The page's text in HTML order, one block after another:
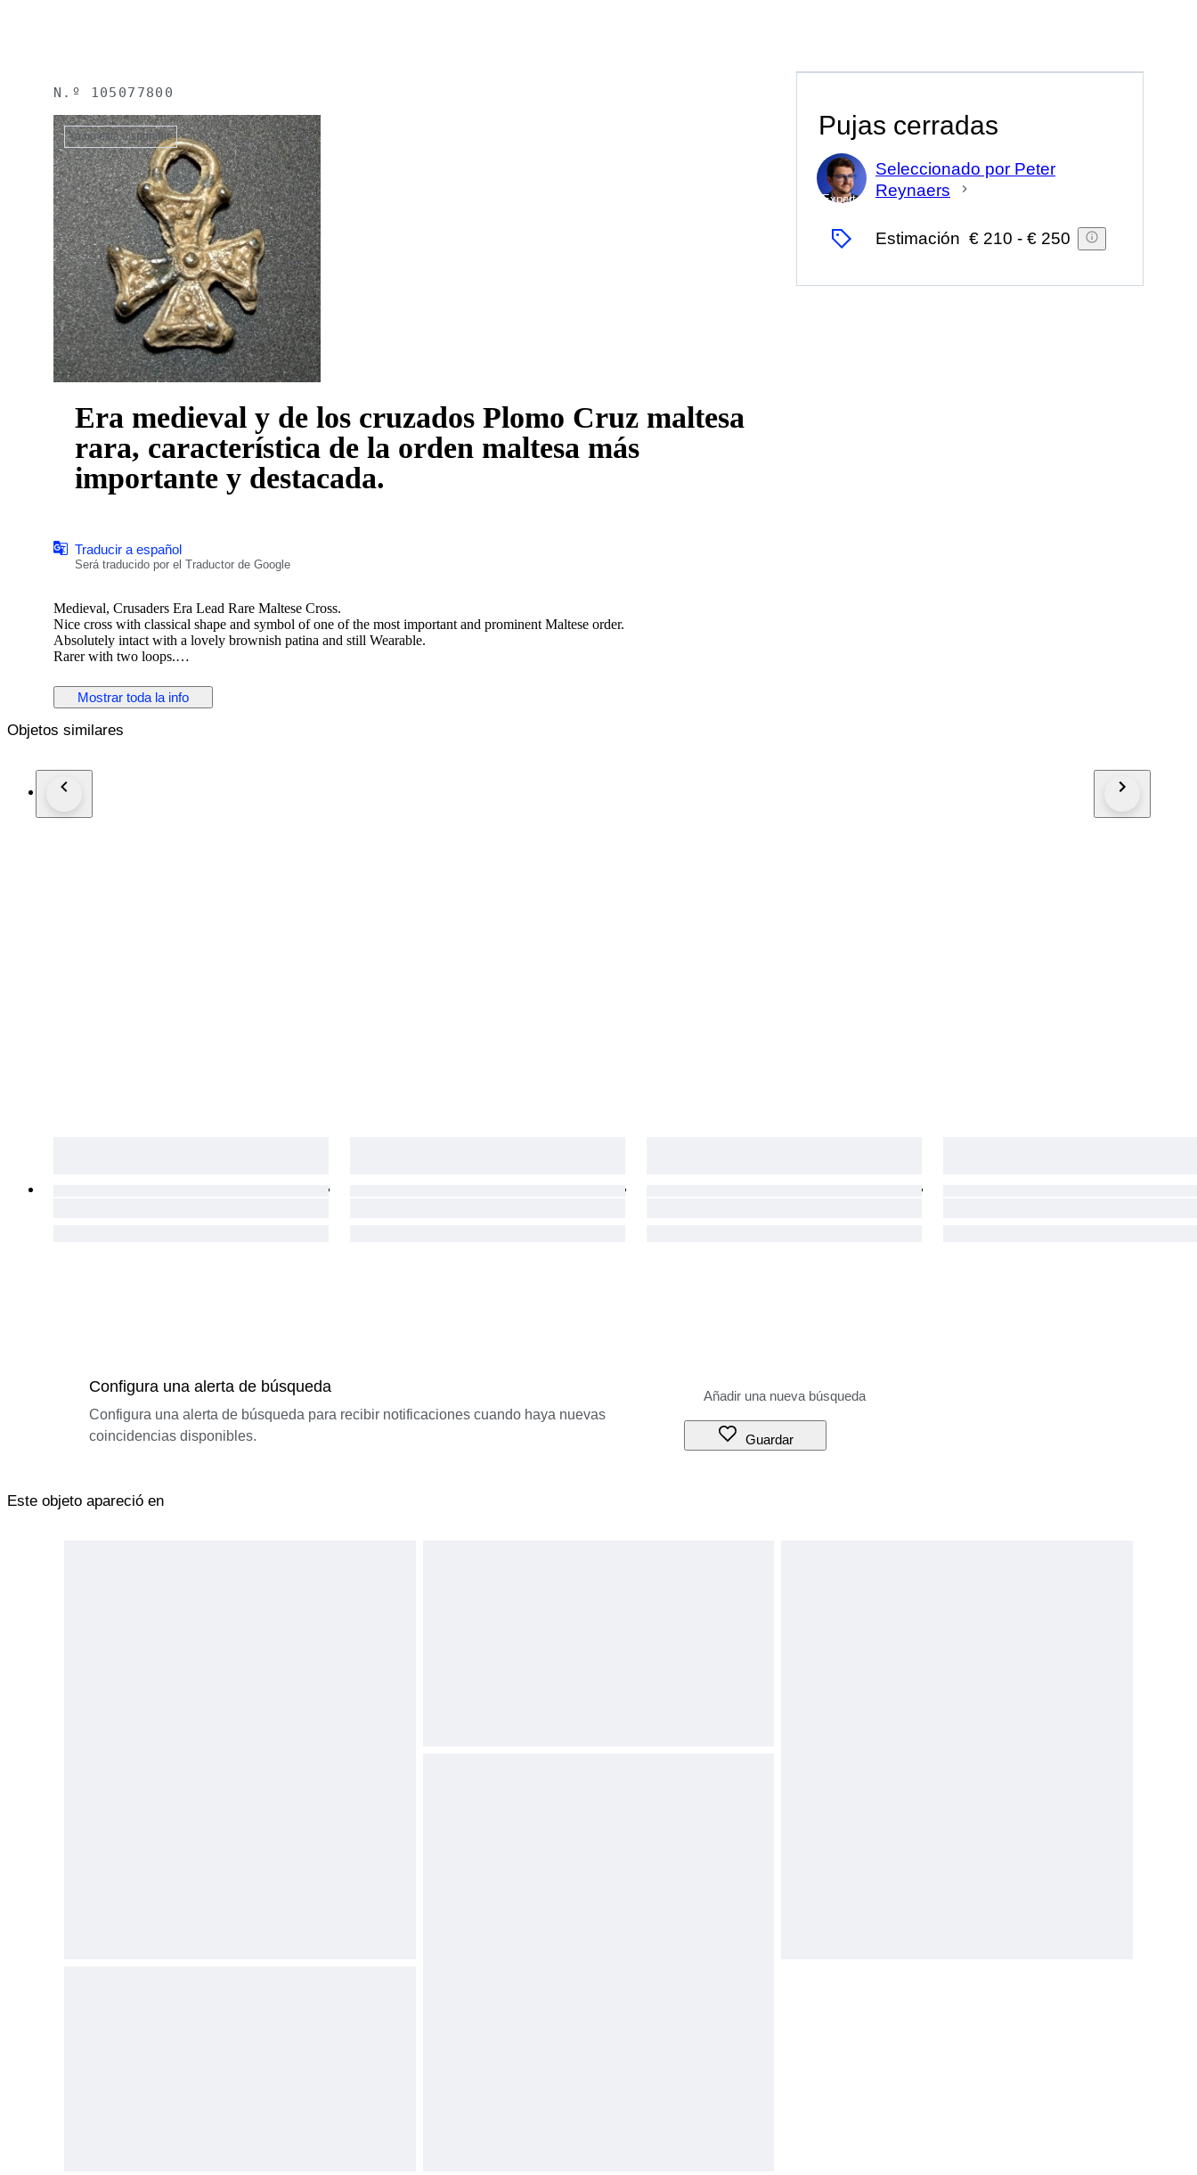
N.º 105077800
Ya no está disponible
Era medieval y de los cruzados Plomo Cruz maltesa
rara, característica de la orden maltesa más
importante y destacada.
Traducir a español
Será traducido por el Traductor de Google
Medieval, Crusaders Era Lead Rare Maltese Cross.
Nice cross with classical shape and symbol of one of the most important and prominent Maltese order.
Absolutely intact with a lovely brownish patina and still Wearable.
Rarer with two loops.
Height: 2.3 cm.
Width: 1.5 cm.
Mostrar toda la info
Pujas cerradas
Experto
Seleccionado por Peter
Reynaers
Estimación € 210 - € 250
Objetos similares
Configura una alerta de búsqueda
Configura una alerta de búsqueda para recibir notificaciones cuando haya nuevas
coincidencias disponibles.
Guardar
Este objeto apareció en